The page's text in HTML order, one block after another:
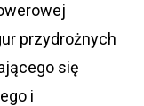
przydrożnych
się
i